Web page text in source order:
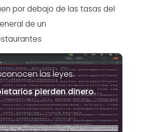
por debajo de las tasas del
de un
las leyes.
pierden dinero.